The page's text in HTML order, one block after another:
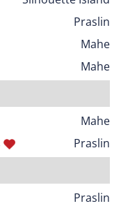
Praslin
Mahe
Mahe
Mahe
Praslin
Praslin